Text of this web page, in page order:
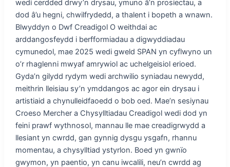
wedi cerdded drwy’n drysau, ymuno â’n prosiectau, a
dod â’u hegni, chwilfrydedd, a thalent i bopeth a wnawn.
Blwyddyn o Dwf Creadigol O weithdai ac
arddangosfeydd i berfformiadau a digwyddiadau
cymunedol, mae 2025 wedi gweld SPAN yn cyflwyno un
o’r rhaglenni mwyaf amrywiol ac uchelgeisiol erioed.
Gyda’n gilydd rydym wedi archwilio syniadau newydd,
meithrin lleisiau sy’n ymddangos ac agor ein drysau i
artistiaid a chynulleidfaoedd o bob oed. Mae’n sesiynau
Croeso Mercher a Chysylltiadau Creadigol wedi dod yn
feini prawf wythnosol, mannau lle mae creadigrwydd a
llesiant yn cwrdd, gan gynnig dysgu ysgafn, rhannu
momentau, a chysylltiad ystyrlon. Boed yn gwnïo
gwymon, yn paentio, yn canu iwcalili, neu’n cwrdd ag